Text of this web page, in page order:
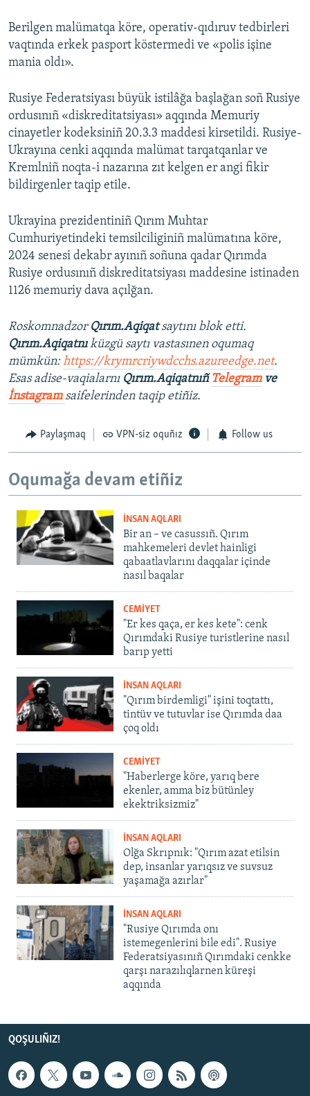
Berilgen malümatqa köre, operativ-qıdıruv tedbirleri
vaqtında erkek pasport köstermedi ve «polis işine
mania oldı».
Rusiye Federatsiyası büyük istilâğa başlağan soñ Rusiye
ordusınıñ «diskreditatsiyası» aqqında Memuriy
cinayetler kodeksiniñ 20.3.3 maddesi kirsetildi. Rusiye-
Ukrayına cenki aqqında malümat tarqatqanlar ve
Kremlniñ noqta-i nazarına zıt kelgen er angi fikir
bildirgenler taqip etile.
Ukrayina prezidentiniñ Qırım Muhtar
Cumhuriyetindeki temsilciliginiñ malümatına köre,
2024 senesi dekabr ayınıñ soñuna qadar Qırımda
Rusiye ordusınıñ diskreditatsiyası maddesine istinaden
1126 memuriy dava açılğan.
Roskomnadzor Qırım.Aqiqatsaytını blok etti.
Qırım.Aqiqatnıküzgü saytı vastasınen oqumaq
mümkün:https://krymrcriywdcchs.azureedge.net.
Esas adise-vaqialarnı Qırım.Aqiqatnıñ Telegramve
İnstagram saifelerinden taqip etiñiz.
Paylaşmaq VPN-siz oquñız Follow us
Oqumağa devam etiñiz
İNSAN AQLARI
Bir an – ve casussıñ. Qırım
mahkemeleri devlet hainligi
qabaatlavlarını daqqalar içinde
nasıl baqalar
CEMİYET
"Er kes qaça, er kes kete": cenk
Qırımdaki Rusiye turistlerine nasıl
barıp yetti
İNSAN AQLARI
"Qırım birdemligi" işini toqtattı,
tintüv ve tutuvlar ise Qırımda daa
çoq oldı
CEMİYET
"Haberlerge köre, yarıq bere
ekenler, amma biz bütünley
ekektriksizmiz"
İNSAN AQLARI
Olğa Skrıpnık: "Qırım azat etilsin
dep, insanlar yarıqsız ve suvsuz
yaşamağa azırlar"
İNSAN AQLARI
"Rusiye Qırımda onı
istemegenlerini bile edi". Rusiye
Federatsiyasınıñ Qırımdaki cenkke
qarşı narazılıqlarnen küreşi
aqqında
QOŞULIÑIZ!